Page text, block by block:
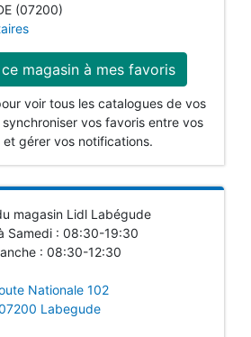
(07200)
magasin à mes favoris
voir tous les catalogues de vos
vos favoris entre vos
et gérer vos notifications.
magasin Lidl Labégude
Samedi : 08:30-19:30
: 08:30-12:30
Nationale 102
Labegude